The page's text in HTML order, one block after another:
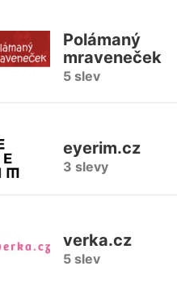
Polámaný
mraveneček
5 slev
eyerim.cz
3 slevy
verka.cz
5 slev